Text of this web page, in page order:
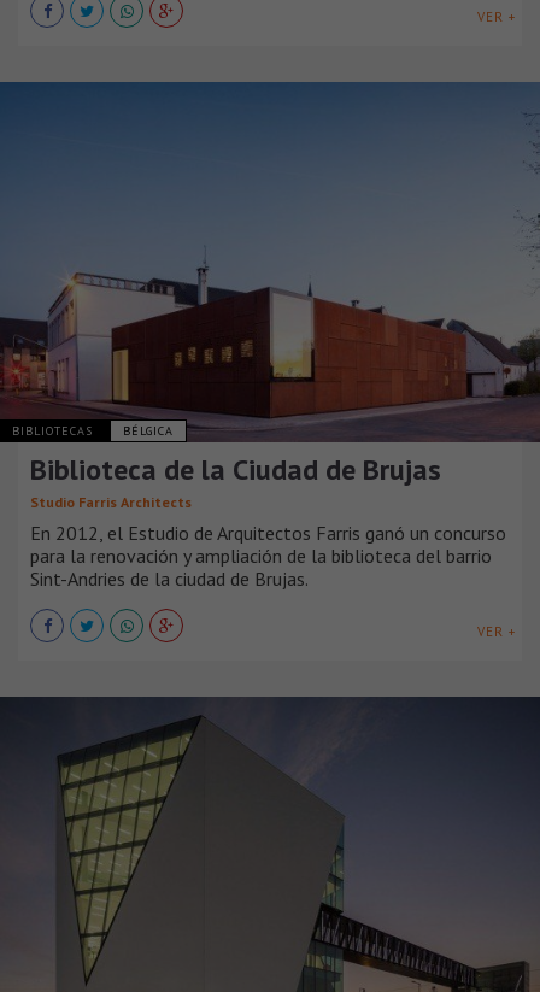
VER +
BIBLIOTECAS BÉLGICA
Biblioteca de la Ciudad de Brujas
Studio Farris Architects
En 2012, el Estudio de Arquitectos Farris ganó un concurso
para la renovación y ampliación de la biblioteca del barrio
Sint-Andries de la ciudad de Brujas.
VER +